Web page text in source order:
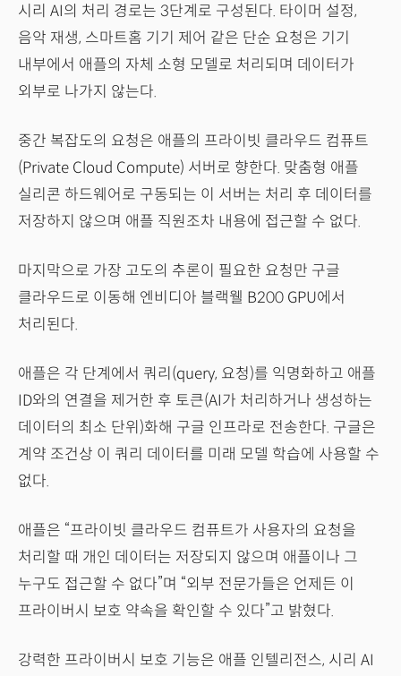
시리 AI의 처리 경로는 3단계로 구성된다. 타이머 설정,
음악 재생, 스마트홈 기기 제어 같은 단순 요청은 기기
내부에서 애플의 자체 소형 모델로 처리되며 데이터가
외부로 나가지 않는다.
중간 복잡도의 요청은 애플의 프라이빗 클라우드 컴퓨트
(Private Cloud Compute) 서버로 향한다. 맞춤형 애플
실리콘 하드웨어로 구동되는 이 서버는 처리 후 데이터를
저장하지 않으며 애플 직원조차 내용에 접근할 수 없다.
마지막으로 가장 고도의 추론이 필요한 요청만 구글
클라우드로 이동해 엔비디아 블랙웰 B200 GPU에서
처리된다.
애플은 각 단계에서 쿼리(query, 요청)를 익명화하고 애플
ID와의 연결을 제거한 후 토큰(AI가 처리하거나 생성하는
데이터의 최소 단위)화해 구글 인프라로 전송한다. 구글은
계약 조건상 이 쿼리 데이터를 미래 모델 학습에 사용할 수
없다.
애플은 “프라이빗 클라우드 컴퓨트가 사용자의 요청을
처리할 때 개인 데이터는 저장되지 않으며 애플이나 그
누구도 접근할 수 없다”며 “외부 전문가들은 언제든 이
프라이버시 보호 약속을 확인할 수 있다”고 밝혔다.
강력한 프라이버시 보호 기능은 애플 인텔리전스, 시리 AI